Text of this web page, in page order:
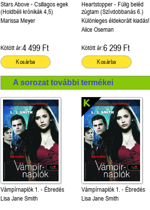
Stars Above - Csillagos egek
(Holdbéli krónikák 4,5)
Marissa Meyer
Kötött ár:4 499 Ft
Kosárba
Heartstopper - Fülig beléd
zúgtam (Szívdobbanás 6.)
Különleges éldekorált kiadás!
Alice Oseman
Kötött ár:6 299 Ft
Kosárba
A sorozat további termékei
Vámpírnaplók 1. - Ébredés
Lisa Jane Smith
Vámpírnaplók 1. - Ébredés
Lisa Jane Smith